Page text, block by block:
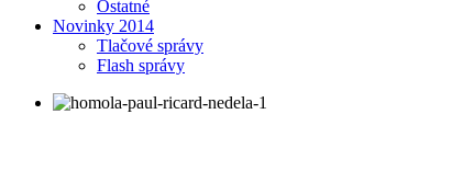
Ostatné
Novinky 2014
Tlačové správy
Flash správy